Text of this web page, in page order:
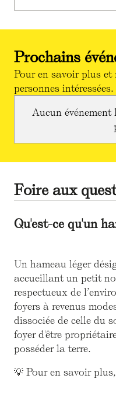
Prochains
Pour en savoir plus et
personnes intéressées.
Aucun événement
Foire aux
Qu'est-ce qu'un
Un hameau léger
accueillant un petit
respectueux de
foyers à revenus
dissociée de celle du
foyer d'être
posséder la terre.
💡 Pour en savoir plus,